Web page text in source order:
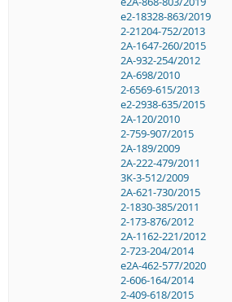
e2-18328-863/2019
2-21204-752/2013
2A-1647-260/2015
2A-932-254/2012
2A-698/2010
2-6569-615/2013
e2-2938-635/2015
2A-120/2010
2-759-907/2015
2A-189/2009
2A-222-479/2011
3K-3-512/2009
2A-621-730/2015
2-1830-385/2011
2-173-876/2012
2A-1162-221/2012
2-723-204/2014
e2A-462-577/2020
2-606-164/2014
2-409-618/2015